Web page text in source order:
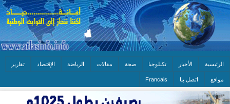
الرئيسية الأخبار تكنلوجيا صحة مقالات الرياضة الإقتصاد تقارير
مواقع اتصل بنا Francais